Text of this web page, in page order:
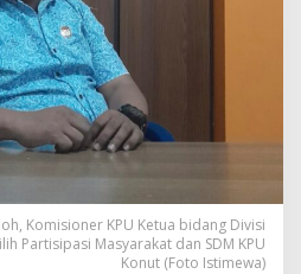
Komisioner KPU Ketua bidang Divisi
Partisipasi Masyarakat dan SDM KPU
Konut (Foto Istimewa)